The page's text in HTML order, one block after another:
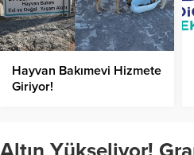
Hayvan Bakımevi Hizmete
Giriyor!